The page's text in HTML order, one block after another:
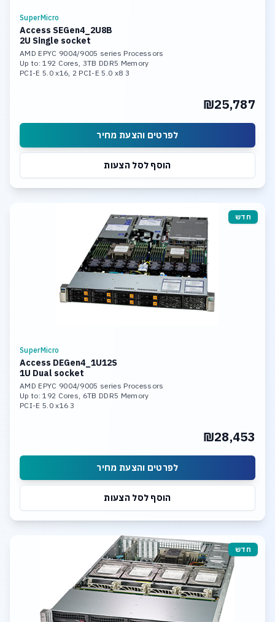
SuperMicro
Access SEGen4_2U8B
2U Single socket
AMD EPYC 9004/9005 series Processors
Up to: 192 Cores, 3TB DDR5 Memory
3 PCI-E 5.0 x16, 2 PCI-E 5.0 x8
₪25,787
לפרטים והצעת מחיר
הוסף לסל הצעות
חדש
SuperMicro
Access DEGen4_1U12S
1U Dual socket
AMD EPYC 9004/9005 series Processors
Up to: 192 Cores, 6TB DDR5 Memory
3 PCI-E 5.0 x16
₪28,453
לפרטים והצעת מחיר
הוסף לסל הצעות
חדש